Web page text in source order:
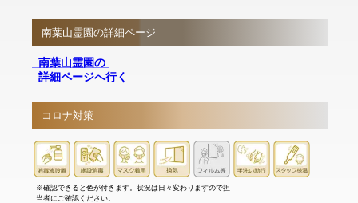
南葉山霊園の詳細ページ
南葉山霊園の
詳細ページへ行く
コロナ対策
※確認できると色が付きます。状況は日々変わりますので担
当者にご確認ください。